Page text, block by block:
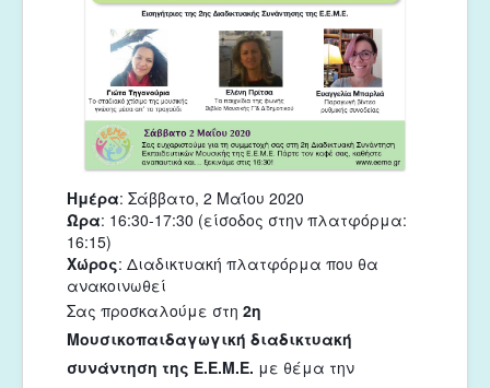
Ημέρα: Σάββατο, 2 Μαΐου 2020
Ώρα: 16:30-17:30 (είσοδος στην πλατφόρμα:
16:15)
Χώρος: Διαδικτυακή πλατφόρμα που θα
ανακοινωθεί
Σας προσκαλούμε στη 2η
Μουσικοπαιδαγωγική διαδικτυακή
συνάντηση της Ε.Ε.Μ.Ε. με θέμα την